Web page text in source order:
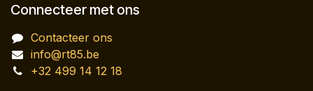
Connecteer met ons
Contacteer ons
info@rt85.be
+32 499 14 12 18